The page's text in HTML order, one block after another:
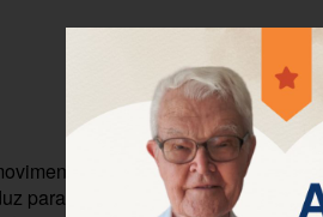
Descrição
teológico-pastoral em que
para os adolescentes esta